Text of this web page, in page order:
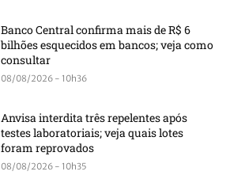
Banco Central confirma mais de R$ 6
bilhões esquecidos em bancos; veja como
consultar
08/08/2026 - 10h36
Anvisa interdita três repelentes após
testes laboratoriais; veja quais lotes
foram reprovados
08/08/2026 - 10h35